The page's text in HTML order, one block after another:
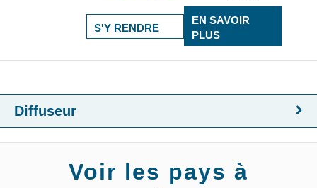
EN SAVOIR
PLUS
S'Y RENDRE
Diffuseur
Voir les pays à